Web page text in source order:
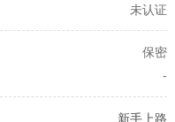
未认证
保密
-
新手上路